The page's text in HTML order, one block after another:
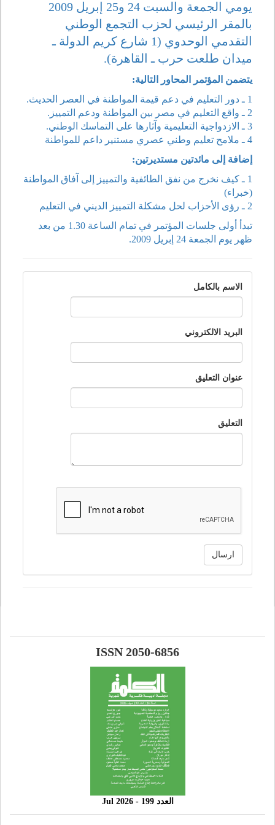
يومي الجمعة والسبت 24 و25 إبريل 2009
بالمقر الرئيسي لحزب التجمع الوطني
التقدمي الوحدوي (1 شارع كريم الدولة ـ
ميدان طلعت حرب ـ القاهرة).
يتضمن المؤتمر المحاور التالية:
1 ـ دور التعليم في دعم قيمة المواطنة في العصر الحديث.
2 ـ واقع التعليم في مصر بين المواطنة ودعم التمييز.
3 ـ الازدواجية التعليمية وآثارها على التماسك الوطني.
4 ـ ملامح تعليم وطني عصري مستنير داعم للمواطنة
إضافة إلى مائدتين مستديرتين:
1 ـ كيف نخرج من نفق الطائفية والتمييز إلى آفاق المواطنة
(خبراء)
2 ـ رؤى الأحزاب لحل مشكلة التمييز الديني في التعليم
تبدأ أولى جلسات المؤتمر في تمام الساعة 1.30 من بعد
ظهر يوم الجمعة 24 إبريل 2009.
الاسم بالكامل
البريد الالكتروني
عنوان التعليق
التعليق
ارسال
ISSN 2050-6856
العدد 199 - 2026 Jul